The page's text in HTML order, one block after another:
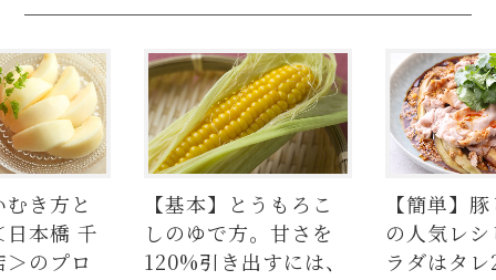
き方と
本橋 千
のプロ
【基本】とうもろこ
しのゆで方。甘さを
120%引き出すには、
【簡単】
の人気レ
ラダはタ